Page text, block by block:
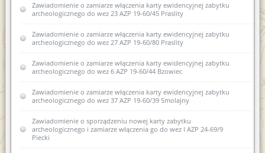
Zawiadomienie o zamiarze włączenia karty ewidencyjnej zabytku
archeologicznego do wez 23 AZP 19-60/45 Praslity
Zawiadomienie o zamiarze włączenia karty ewidencyjnej zabytku
archeologicznego do wez 27 AZP 19-60/80 Praslity
Zawiadomienie o zamiarze włączenia karty ewidencyjnej zabytku
archeologicznego do wez 6 AZP 19-60/44 Bzowiec
Zawiadomienie o zamiarze włączenia karty ewidencyjnej zabytku
archeologicznego do wez 37 AZP 19-60/39 Smolajny
Zawiadomienie o sporządzeniu nowej karty zabytku
archeologicznego i zamiarze włączenia go do wez I AZP 24-69/9
Piecki